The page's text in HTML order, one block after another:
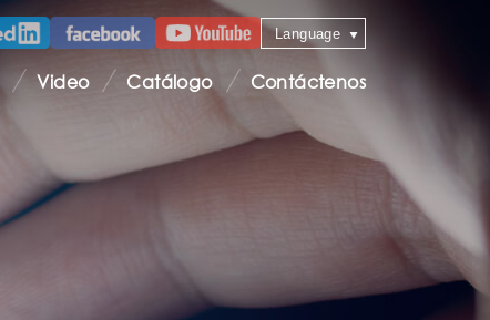
Video Catálogo Contáctenos
Language